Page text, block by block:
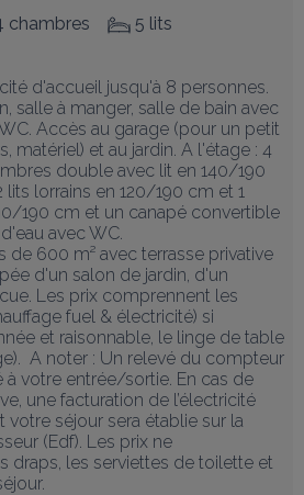
chambres
5 lits
d'accueil jusqu'à 8 personnes.
salle à manger, salle de bain avec
Accès au garage (pour un petit
matériel) et au jardin. A l'étage : 4
double avec lit en 140/190
lits lorrains en 120/190 cm et 1
190 cm et un canapé convertible
avec WC.
de 600 m² avec terrasse privative
d'un salon de jardin, d'un
Les prix comprennent les
fuel & électricité) si
et raisonnable, le linge de table
A noter : Un relevé du compteur
à votre entrée/sortie. En cas de
une facturation de l’électricité
séjour sera établie sur la
(Edf). Les prix ne
draps, les serviettes de toilette et